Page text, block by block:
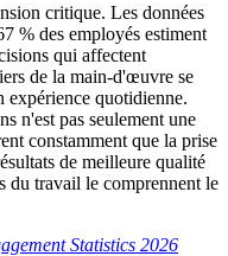
critique. Les données
% des employés estiment
qui affectent
de la main-d'œuvre se
expérience quotidienne.
n'est pas seulement une
constamment que la prise
de meilleure qualité
du travail le comprennent le
Statistics 2026